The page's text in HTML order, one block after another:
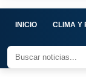
INICIO CLIMA Y